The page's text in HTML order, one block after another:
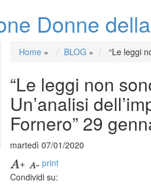
Donne
Home» BLOG » “Le leggi
“Le leggi non
Un’analisi
Fornero” 29
martedì 07/01/2020
print
Condividi su: